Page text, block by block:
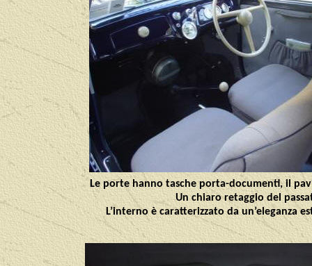
Le porte hanno tasche porta-documenti, il
Un chiaro retaggio del
L’interno è caratterizzato da